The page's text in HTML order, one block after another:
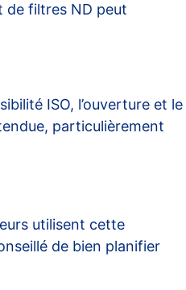
de filtres ND peut
ISO, l’ouverture et le
particulièrement
utilisent cette
de bien planifier